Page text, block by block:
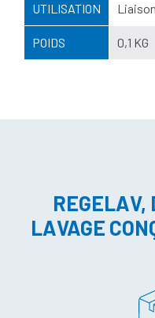
UTILISATION Liaison
POIDS 0,1 KG
REGELAV,
LAVAGE